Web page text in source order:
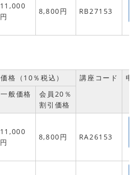
11,000
円
8,800円 RB27153
価格（10％税込） 講座コード
申
一般価格
会員20％
割引価格
11,000
円
8,800円 RA26153